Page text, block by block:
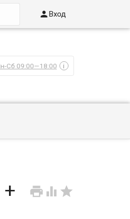
Вход
Сб 09:00—18:00 i
  